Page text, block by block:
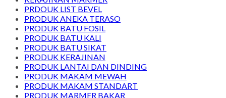
PRDOUK LIST BEVEL
PRODUK ANEKA TERASO
PRODUK BATU FOSIL
PRODUK BATU KALI
PRODUK BATU SIKAT
PRODUK KERAJINAN
PRODUK LANTAI DAN DINDING
PRODUK MAKAM MEWAH
PRODUK MAKAM STANDART
PRODUK MARMER BAKAR